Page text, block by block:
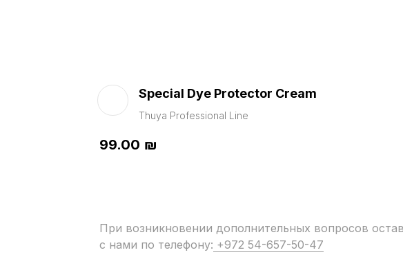
Special Dye Protector Cream
Thuya Professional Line
99.00 ₪
При возникновении дополнительных вопросов
с нами по телефону: +972 54-657-50-47